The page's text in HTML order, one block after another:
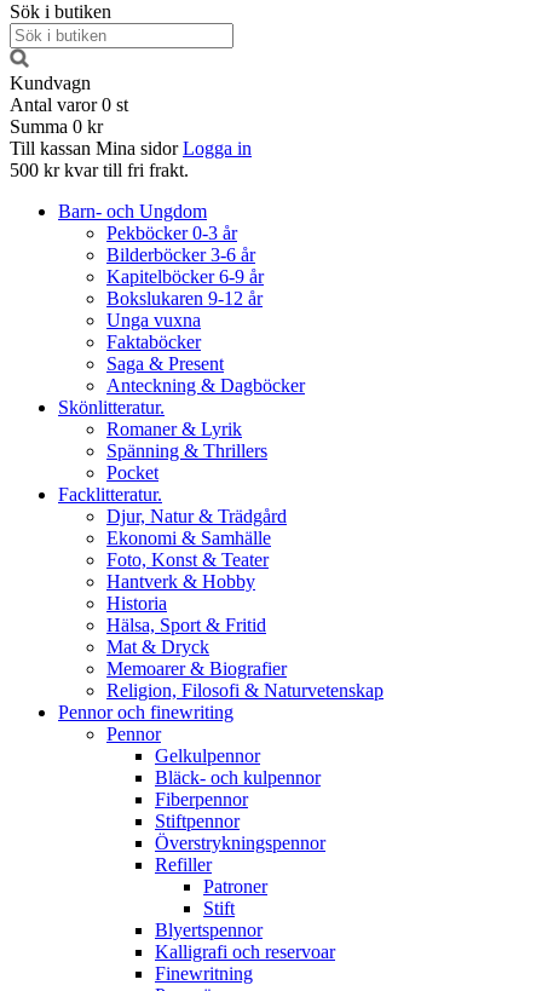
Sök i butiken
Kundvagn
Antal varor 0 st
Summa 0 kr
Till kassan Mina sidor Logga in
500 kr kvar till fri frakt.
Barn- och Ungdom
Pekböcker 0-3 år
Bilderböcker 3-6 år
Kapitelböcker 6-9 år
Bokslukaren 9-12 år
Unga vuxna
Faktaböcker
Saga & Present
Anteckning & Dagböcker
Skönlitteratur.
Romaner & Lyrik
Spänning & Thrillers
Pocket
Facklitteratur.
Djur, Natur & Trädgård
Ekonomi & Samhälle
Foto, Konst & Teater
Hantverk & Hobby
Historia
Hälsa, Sport & Fritid
Mat & Dryck
Memoarer & Biografier
Religion, Filosofi & Naturvetenskap
Pennor och finewriting
Pennor
Gelkulpennor
Bläck- och kulpennor
Fiberpennor
Stiftpennor
Överstrykningspennor
Refiller
Patroner
Stift
Blyertspennor
Kalligrafi och reservoar
Finewritning